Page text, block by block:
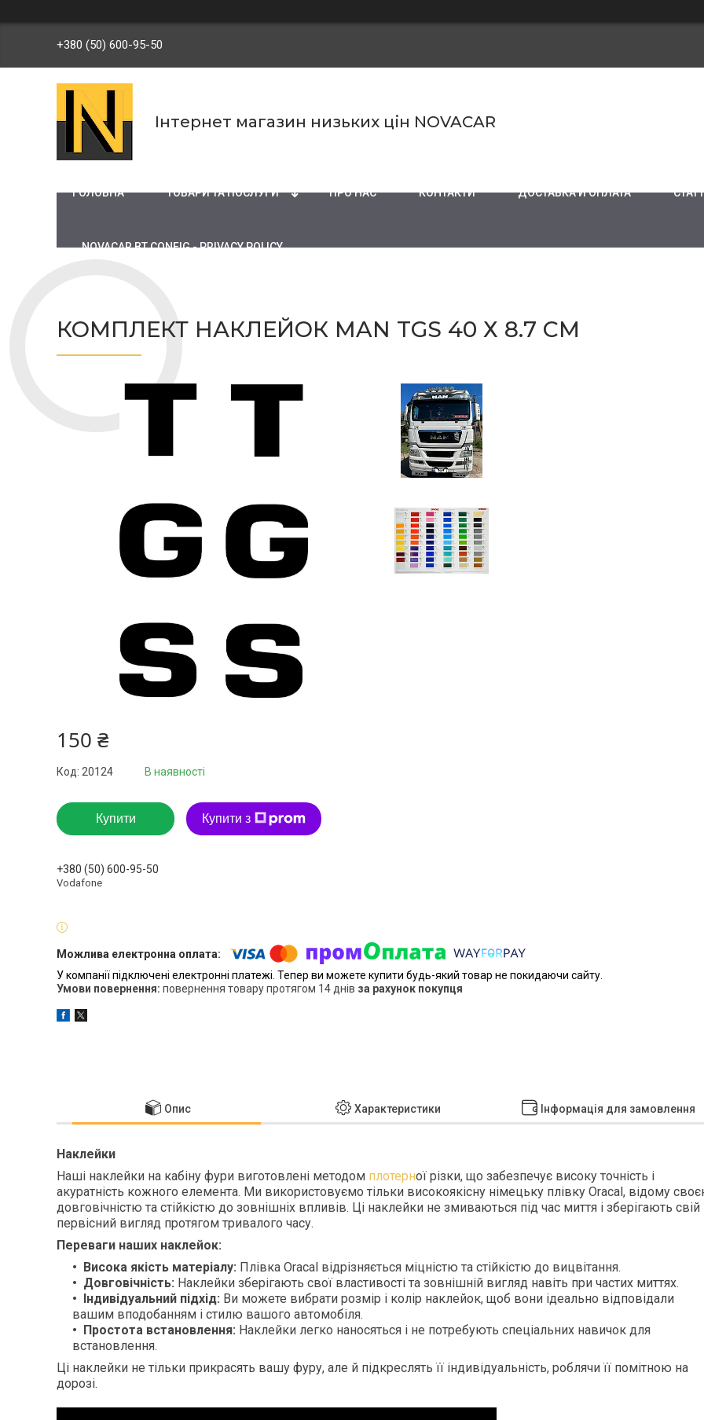
+380 (50) 600-95-50
Інтернет магазин низьких цін NOVACAR
ГОЛОВНА ТОВАРИ ТА ПОСЛУГИ ПРО НАС КОНТАКТИ ДОСТАВКА И ОПЛАТА
NOVACAR BT CONFIG - PRIVACY POLICY
КОМПЛЕКТ НАКЛЕЙОК MAN TGS 40 Х 8.7 СМ
150 ₴
В наявності
Код: 20124
Купити Купити з
+380 (50) 600-95-50
Vodafone
У компанії підключені електронні платежі. Тепер ви можете купити будь-який товар не покидаючи сайту.
повернення товару протягом 14 днів за рахунок покупця
Опис Характеристики Інформація для замовлення
Наклейки
Наші наклейки на кабіну фури виготовлені методом плотерної різки, що забезпечує високу точність і
акуратність кожного елемента. Ми використовуємо тільки високоякісну німецьку плівку Oracal, відому
довговічністю та стійкістю до зовнішніх впливів. Ці наклейки не змиваються під час миття і зберігають свій
первісний вигляд протягом тривалого часу.
Переваги наших наклейок:
Висока якість матеріалу: Плівка Oracal відрізняється міцністю та стійкістю до вицвітання.
Довговічність: Наклейки зберігають свої властивості та зовнішній вигляд навіть при частих миттях.
Індивідуальний підхід: Ви можете вибрати розмір і колір наклейок, щоб вони ідеально відповідали
вашим вподобанням і стилю вашого автомобіля.
Простота встановлення: Наклейки легко наносяться і не потребують спеціальних навичок для
встановлення.
Ці наклейки не тільки прикрасять вашу фуру, але й підкреслять її індивідуальність, роблячи її помітною на
дорозі.